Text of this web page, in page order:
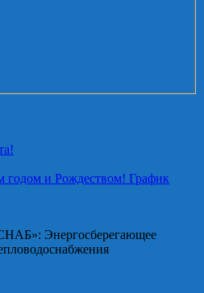
годом и Рождеством! График
Энергосберегающее